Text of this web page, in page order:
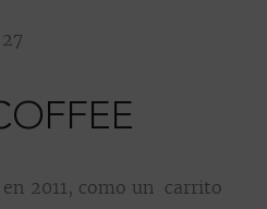
en 2011, como un carrito